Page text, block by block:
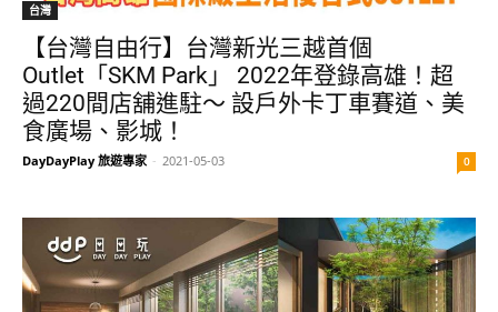
台灣
【台灣自由行】台灣新光三越首個
Outlet「SKM Park」 2022年登錄高雄！超
過220間店舖進駐～ 設戶外卡丁車賽道、美
食廣場、影城！
DayDayPlay 旅遊專家 - 2021-05-03 0